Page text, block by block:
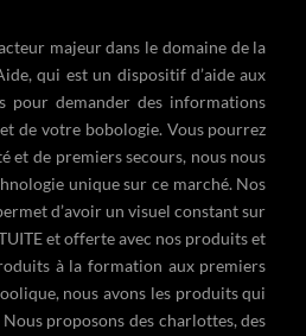
majeur dans le domaine de la
, qui est un dispositif d’aide aux
pour demander des informations
de votre bobologie. Vous pourrez
et de premiers secours, nous nous
unique sur ce marché. Nos
d’avoir un visuel constant sur
et offerte avec nos produits et
à la formation aux premiers
, nous avons les produits qui
proposons des charlottes, des